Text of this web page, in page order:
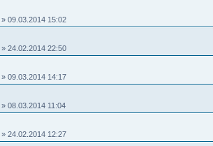
» 09.03.2014 15:02
» 24.02.2014 22:50
» 09.03.2014 14:17
» 08.03.2014 11:04
» 24.02.2014 12:27